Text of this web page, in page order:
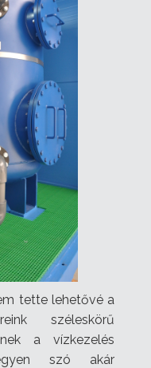
tette lehetővé a
széleskörű
a vízkezelés
szó akár